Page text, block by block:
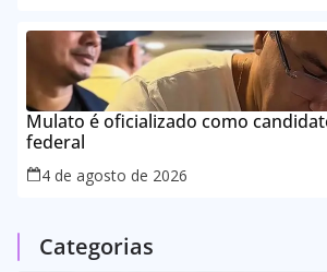
Mulato é oficializado como
federal
4 de agosto de 2026
Categorias